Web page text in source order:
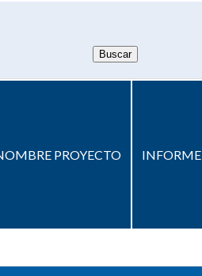
PROYECTO INFORME